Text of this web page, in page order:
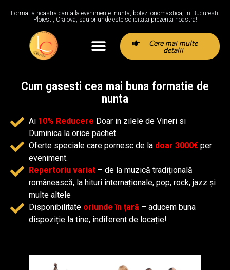
Formatia noastra canta la evenimente: nunta, botez, onomastica; in Bucuresti,
Ploiesti, Craiova, sau oriunde este solicitata prezenta noastra!
Cere mai multe
detalii
Cum gasesti cea mai buna formatie de
nunta
Ai 10% Reducere Doar in zilele de Vineri si
Duminica la orice pachet
Oferte speciale care pornesc de la doar 3000€per
eveniment.
Repertoriu variat – de la muzică tradițională
românească, la hituri internaționale, pop, rock, jazz și
multe altele
Disponibilitateoriunde în țară – aducem buna
dispoziție la tine, indiferent de locație!